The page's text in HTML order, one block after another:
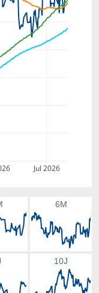
Jul 2026
6M
10J